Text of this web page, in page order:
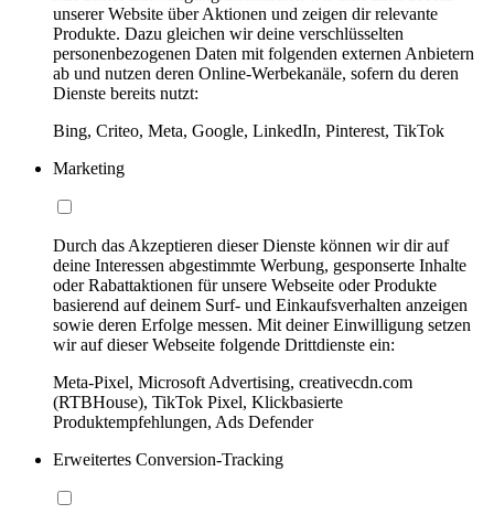
unserer Website über Aktionen und zeigen dir relevante
Produkte. Dazu gleichen wir deine verschlüsselten
personenbezogenen Daten mit folgenden externen Anbietern
ab und nutzen deren Online-Werbekanäle, sofern du deren
Dienste bereits nutzt:
Bing, Criteo, Meta, Google, LinkedIn, Pinterest, TikTok
Marketing
Durch das Akzeptieren dieser Dienste können wir dir auf
deine Interessen abgestimmte Werbung, gesponserte Inhalte
oder Rabattaktionen für unsere Webseite oder Produkte
basierend auf deinem Surf- und Einkaufsverhalten anzeigen
sowie deren Erfolge messen. Mit deiner Einwilligung setzen
wir auf dieser Webseite folgende Drittdienste ein:
Meta-Pixel, Microsoft Advertising, creativecdn.com
(RTBHouse), TikTok Pixel, Klickbasierte
Produktempfehlungen, Ads Defender
Erweitertes Conversion-Tracking